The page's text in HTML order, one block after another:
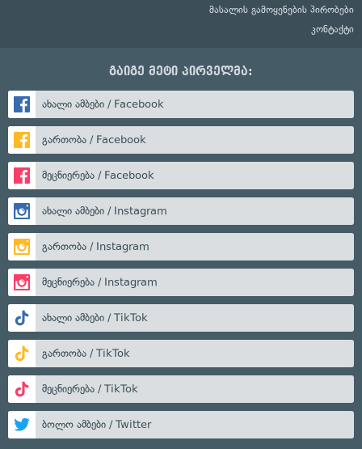
მასალის გამოყენების პირობები
კონტაქტი
გაიგე მეტი პირველმა:
ახალი ამბები / Facebook
გართობა / Facebook
მეცნიერება / Facebook
ახალი ამბები / Instagram
გართობა / Instagram
მეცნიერება / Instagram
ახალი ამბები / TikTok
გართობა / TikTok
მეცნიერება / TikTok
ბოლო ამბები / Twitter